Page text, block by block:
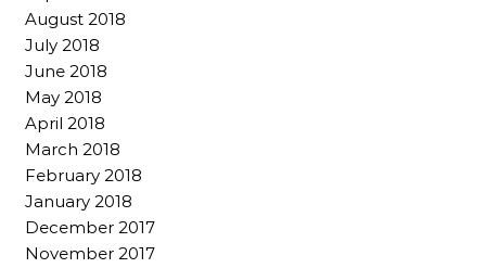
August 2018
July 2018
June 2018
May 2018
April 2018
March 2018
February 2018
January 2018
December 2017
November 2017